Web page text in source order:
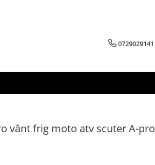
0729029141
vânt frig moto atv scuter A-pro